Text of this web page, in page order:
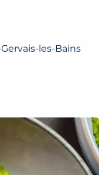
les-Bains